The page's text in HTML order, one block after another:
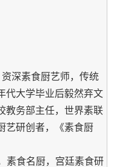
深素食厨艺师，传统
代大学毕业后毅然弃文
教务部主任，世界素联
艺研创者，《素食厨
素食名厨，宫廷素食研